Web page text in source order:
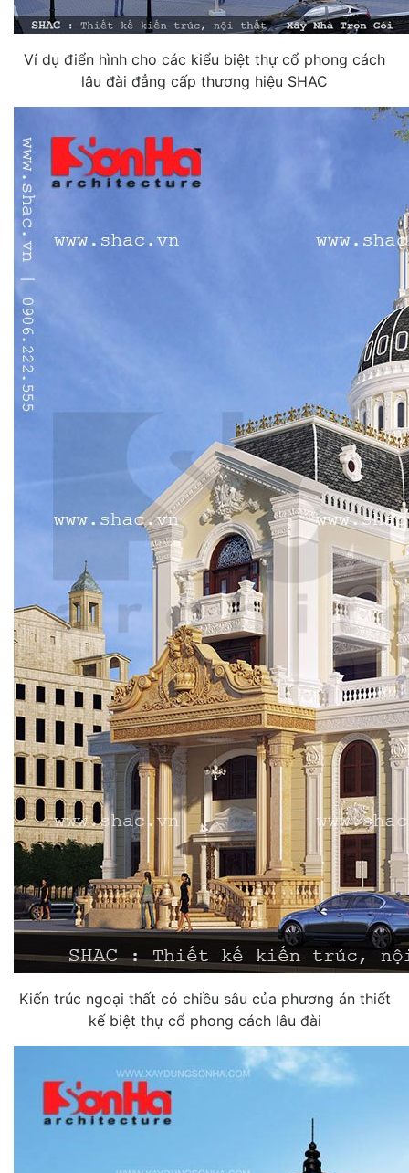
Ví dụ điển hình cho các kiểu biệt thự cổ phong cách
lâu đài đẳng cấp thương hiệu SHAC
Kiến trúc ngoại thất có chiều sâu của phương án thiết
kế biệt thự cổ phong cách lâu đài